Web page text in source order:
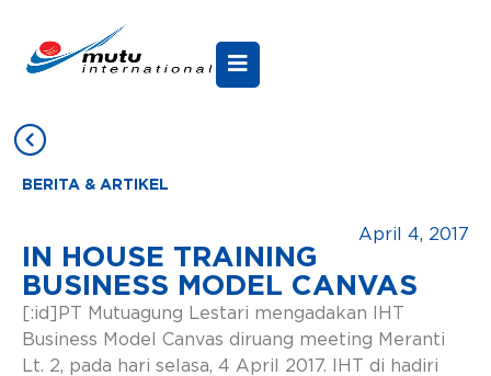
BERITA & ARTIKEL
April 4, 2017
IN HOUSE TRAINING
BUSINESS MODEL CANVAS
[:id]PT Mutuagung Lestari mengadakan IHT
Business Model Canvas diruang meeting Meranti
Lt. 2, pada hari selasa, 4 April 2017. IHT di hadiri